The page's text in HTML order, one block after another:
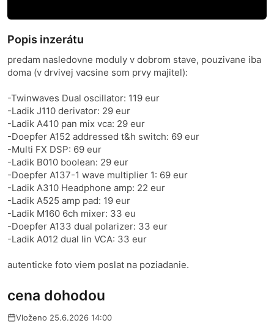
cena dohodou
Vloženo 25.6.2026 14:00
Popis inzerátu
predam nasledovne moduly v dobrom stave, pouzivane iba
doma (v drvivej vacsine som prvy majitel):
-Twinwaves Dual oscillator: 119 eur
-Ladik J110 derivator: 29 eur
-Ladik A410 pan mix vca: 29 eur
-Doepfer A152 addressed t&h switch: 69 eur
-Multi FX DSP: 69 eur
-Ladik B010 boolean: 29 eur
-Doepfer A137-1 wave multiplier 1: 69 eur
-Ladik A310 Headphone amp: 22 eur
-Ladik A525 amp pad: 19 eur
-Ladik M160 6ch mixer: 33 eu
-Doepfer A133 dual polarizer: 33 eur
-Ladik A012 dual lin VCA: 33 eur
autenticke foto viem poslat na poziadanie.